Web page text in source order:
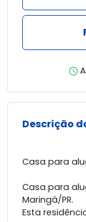
Descrição
Casa para
Casa para
Maringá/PR.
Esta